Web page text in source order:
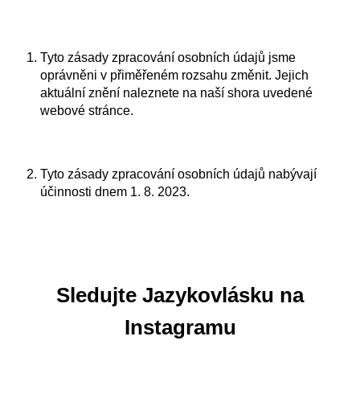
Tyto zásady zpracování osobních údajů jsme
oprávněni v přiměřeném rozsahu změnit. Jejich
aktuální znění naleznete na naší shora uvedené
webové stránce.
Tyto zásady zpracování osobních údajů nabývají
účinnosti dnem 1. 8. 2023.
Sledujte Jazykovlásku na
Instagramu